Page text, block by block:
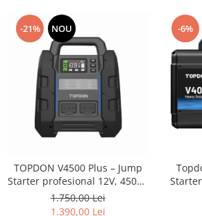
-21% NOU
TOPDON V4500 Plus – Jump
Starter profesional 12V, 4500A
cu Powerbank și lanternă LED
1.750,00 Lei
1.390,00 Lei
-6%